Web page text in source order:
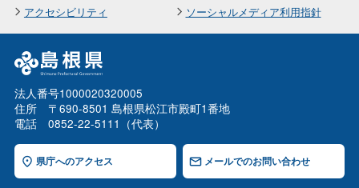
アクセシビリティ
ソーシャルメディア利用指針
法人番号1000020320005
住所 〒690-8501 島根県松江市殿町1番地
電話 0852-22-5111（代表）
県庁へのアクセス メールでのお問い合わせ